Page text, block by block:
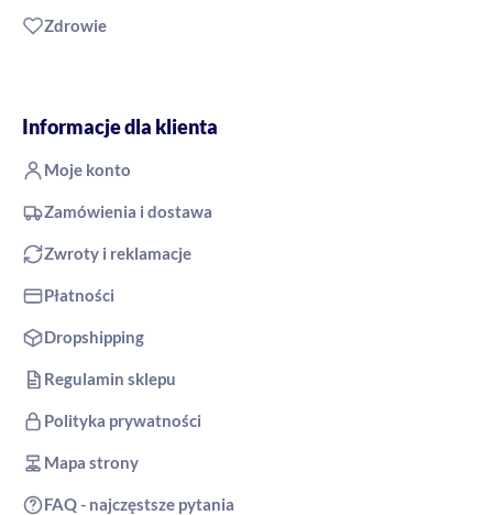
Zdrowie
Informacje dla klienta
Moje konto
Zamówienia i dostawa
Zwroty i reklamacje
Płatności
Dropshipping
Regulamin sklepu
Polityka prywatności
Mapa strony
FAQ - najczęstsze pytania